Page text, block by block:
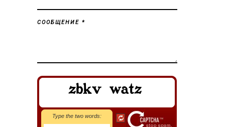
СООБЩЕНИЕ *
Type the two words: